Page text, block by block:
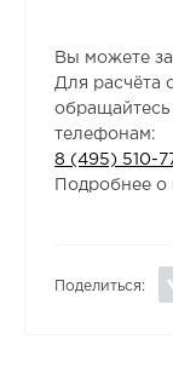
Вы можете
Для расчёта
телефонам:
8 (495) 510-
Подробнее
Поделиться: